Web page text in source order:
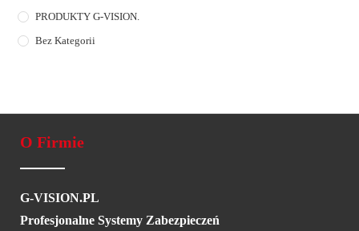
PRODUKTY G-VISION.
Bez Kategorii
O Firmie
G-VISION.PL
Profesjonalne Systemy Zabezpieczeń